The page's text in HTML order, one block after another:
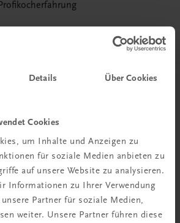
Details Über Cookies
Cookies
um Inhalte und Anzeigen zu
für soziale Medien anbieten zu
auf unsere Website zu analysieren.
Informationen zu Ihrer Verwendung
Partner für soziale Medien,
weiter. Unsere Partner führen diese